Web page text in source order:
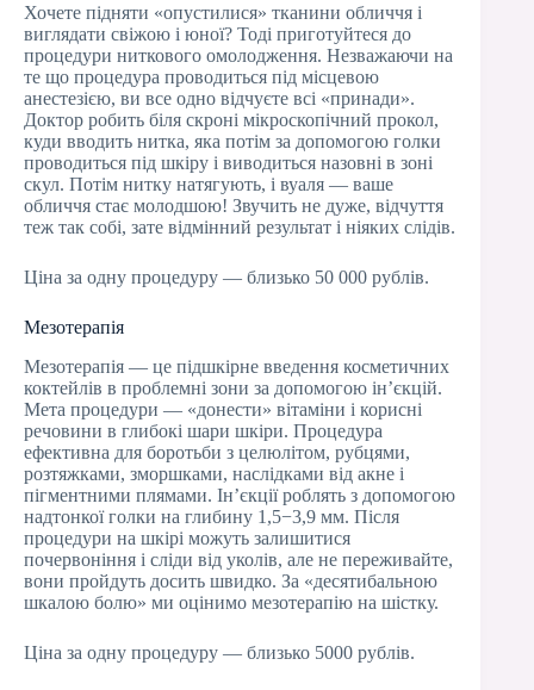
Хочете підняти «опустилися» тканини обличчя і
виглядати свіжою і юної? Тоді приготуйтеся до
процедури ниткового омолодження. Незважаючи на
те що процедура проводиться під місцевою
анестезією, ви все одно відчуєте всі «принади».
Доктор робить біля скроні мікроскопічний прокол,
куди вводить нитка, яка потім за допомогою голки
проводиться під шкіру і виводиться назовні в зоні
скул. Потім нитку натягують, і вуаля — ваше
обличчя стає молодшою! Звучить не дуже, відчуття
теж так собі, зате відмінний результат і ніяких слідів.
Ціна за одну процедуру — близько 50 000 рублів.
Мезотерапія
Мезотерапія — це підшкірне введення косметичних
коктейлів в проблемні зони за допомогою ін’єкцій.
Мета процедури — «донести» вітаміни і корисні
речовини в глибокі шари шкіри. Процедура
ефективна для боротьби з целюлітом, рубцями,
розтяжками, зморшками, наслідками від акне і
пігментними плямами. Ін’єкції роблять з допомогою
надтонкої голки на глибину 1,5−3,9 мм. Після
процедури на шкірі можуть залишитися
почервоніння і сліди від уколів, але не переживайте,
вони пройдуть досить швидко. За «десятибальною
шкалою болю» ми оцінимо мезотерапію на шістку.
Ціна за одну процедуру — близько 5000 рублів.